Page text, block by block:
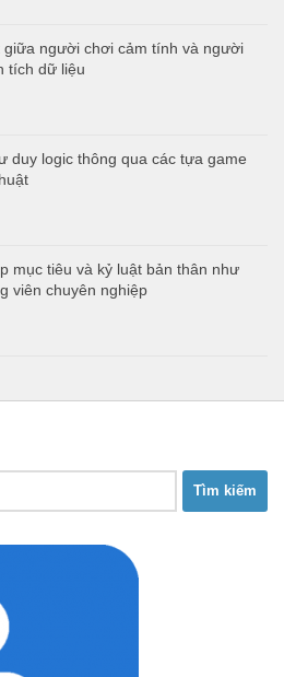
giữa người chơi cảm tính và người
tích dữ liệu
duy logic thông qua các tựa game
mục tiêu và kỷ luật bản thân như
viên chuyên nghiệp